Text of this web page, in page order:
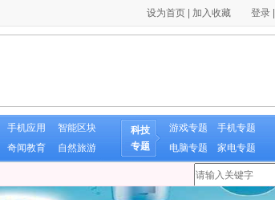
设为首页 加入收藏 登录
手机应用
智能区块
奇闻教育 自然旅游
科技
专题
游戏专题
手机专题
电脑专题
家电专题